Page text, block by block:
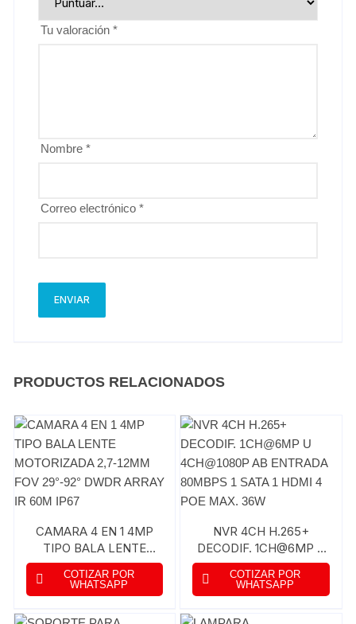
Tu valoración*
Nombre*
Correo electrónico*
PRODUCTOS RELACIONADOS
CAMARA 4 EN 1 4MP
TIPO BALA LENTE
MOTORIZADA 2,7-
12MM FOV 29°-92°
DWDR ARRAY IR 60M
IP67
COTIZAR POR
WHATSAPP
NVR 4CH H.265+
DECODIF. 1CH@6MP U
4CH@1080P AB
ENTRADA 80MBPS 1
SATA 1 HDMI 4 POE
MAX. 36W
COTIZAR POR
WHATSAPP